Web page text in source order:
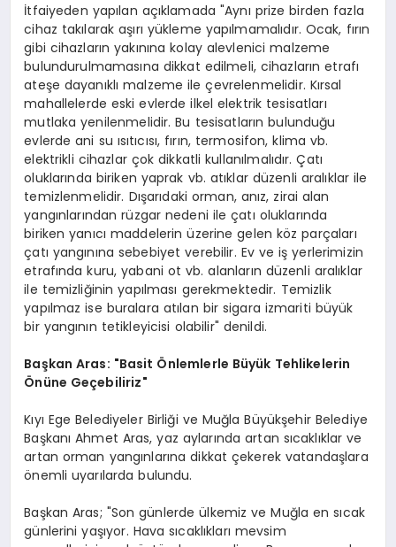
İtfaiyeden yapılan açıklamada "Aynı prize birden fazla
cihaz takılarak aşırı yükleme yapılmamalıdır. Ocak, fırın
gibi cihazların yakınına kolay alevlenici malzeme
bulundurulmamasına dikkat edilmeli, cihazların etrafı
ateşe dayanıklı malzeme ile çevrelenmelidir. Kırsal
mahallelerde eski evlerde ilkel elektrik tesisatları
mutlaka yenilenmelidir. Bu tesisatların bulunduğu
evlerde ani su ısıtıcısı, fırın, termosifon, klima vb.
elektrikli cihazlar çok dikkatli kullanılmalıdır. Çatı
oluklarında biriken yaprak vb. atıklar düzenli aralıklar ile
temizlenmelidir. Dışarıdaki orman, anız, zirai alan
yangınlarından rüzgar nedeni ile çatı oluklarında
biriken yanıcı maddelerin üzerine gelen köz parçaları
çatı yangınına sebebiyet verebilir. Ev ve iş yerlerimizin
etrafında kuru, yabani ot vb. alanların düzenli aralıklar
ile temizliğinin yapılması gerekmektedir. Temizlik
yapılmaz ise buralara atılan bir sigara izmariti büyük
bir yangının tetikleyicisi olabilir" denildi.
Başkan Aras: "Basit Önlemlerle Büyük Tehlikelerin
Önüne Geçebiliriz"
Kıyı Ege Belediyeler Birliği ve Muğla Büyükşehir Belediye
Başkanı Ahmet Aras, yaz aylarında artan sıcaklıklar ve
artan orman yangınlarına dikkat çekerek vatandaşlara
önemli uyarılarda bulundu.
Başkan Aras; "Son günlerde ülkemiz ve Muğla en sıcak
günlerini yaşıyor. Hava sıcaklıkları mevsim